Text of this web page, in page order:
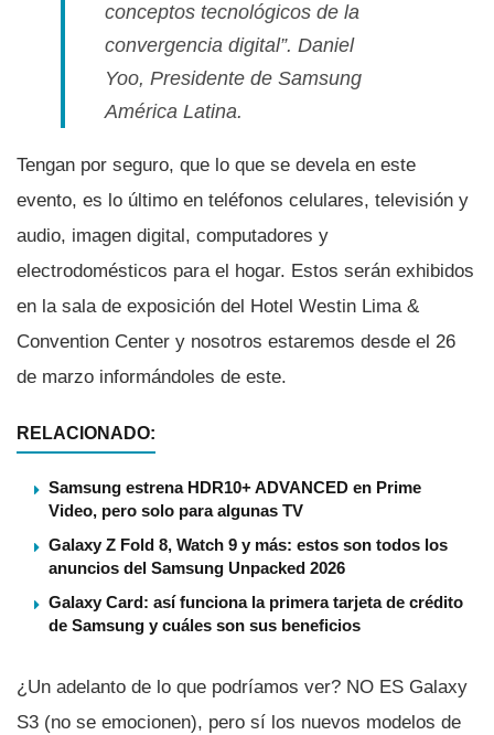
conceptos tecnológicos de la
convergencia digital”. Daniel
Yoo, Presidente de Samsung
América Latina.
Tengan por seguro, que lo que se devela en este
evento, es lo último en teléfonos celulares, televisión y
audio, imagen digital, computadores y
electrodomésticos para el hogar. Estos serán exhibidos
en la sala de exposición del Hotel Westin Lima &
Convention Center y nosotros estaremos desde el 26
de marzo informándoles de este.
RELACIONADO:
Samsung estrena HDR10+ ADVANCED en Prime
Video, pero solo para algunas TV
Galaxy Z Fold 8, Watch 9 y más: estos son todos los
anuncios del Samsung Unpacked 2026
Galaxy Card: así funciona la primera tarjeta de crédito
de Samsung y cuáles son sus beneficios
¿Un adelanto de lo que podrí­amos ver? NO ES Galaxy
S3 (no se emocionen), pero sí­ los nuevos modelos de